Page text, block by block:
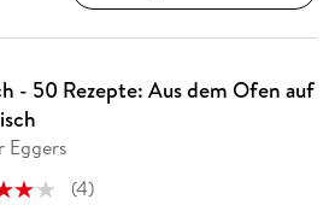
- 50 Rezepte: Aus dem Ofen auf
Eggers
(4)